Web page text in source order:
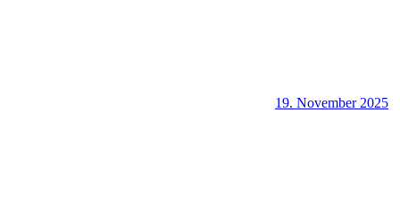
19. November 2025